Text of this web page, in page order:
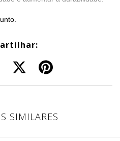
SIMILARES